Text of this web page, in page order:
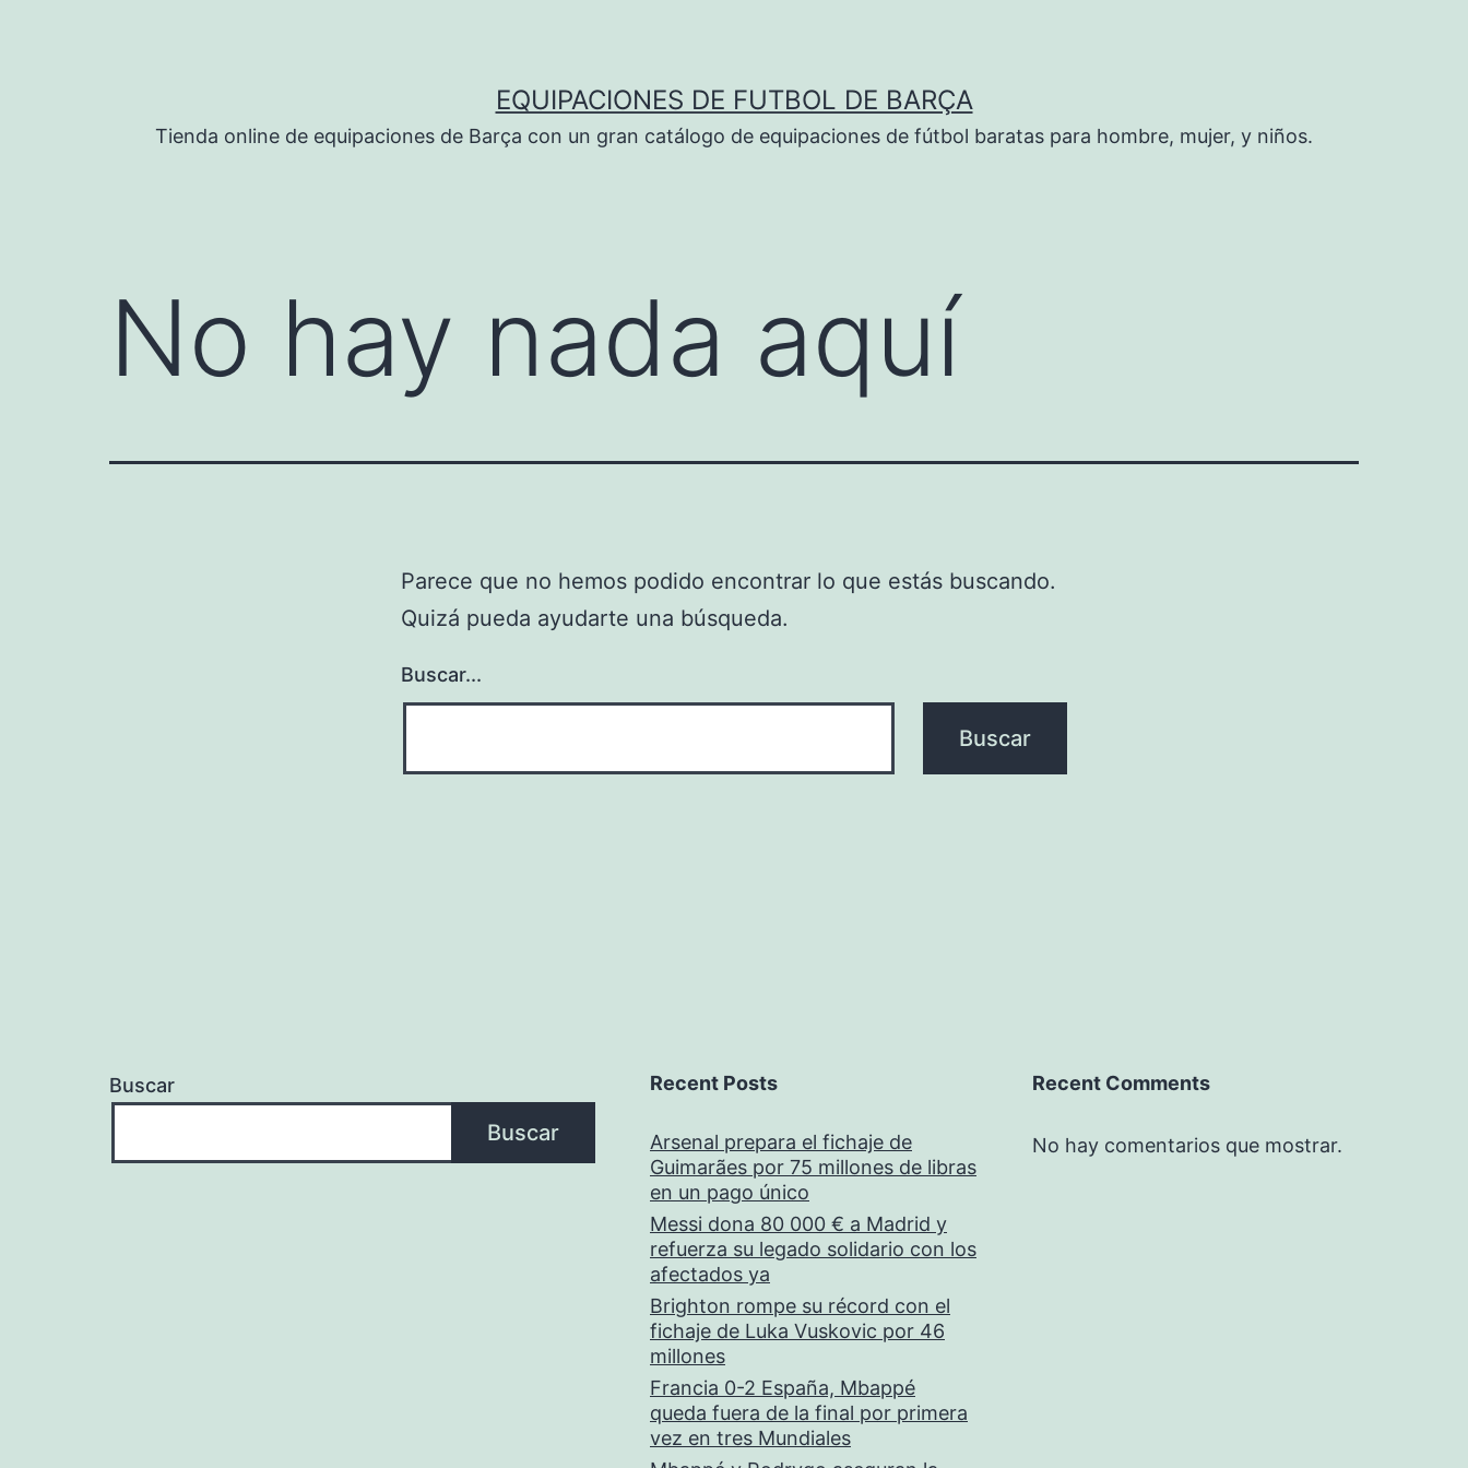
EQUIPACIONES DE FUTBOL DE BARÇA
Tienda online de equipaciones de Barça con un gran catálogo de equipaciones de fútbol baratas para hombre, mujer, y niños.
No hay nada aquí
Parece que no hemos podido encontrar lo que estás buscando.
Quizá pueda ayudarte una búsqueda.
Buscar...
Buscar
Buscar
Recent Posts
Arsenal prepara el fichaje de
Guimarães por 75 millones de libras
en un pago único
Messi dona 80 000 € a Madrid y
refuerza su legado solidario con los
afectados ya
Brighton rompe su récord con el
fichaje de Luka Vuskovic por 46
millones
Francia 0-2 España, Mbappé
queda fuera de la final por primera
vez en tres Mundiales
Recent Comments
No hay comentarios que mostrar.